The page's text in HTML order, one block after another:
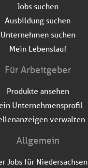
Jobs suchen
Ausbildung suchen
Unternehmen suchen
Mein Lebenslauf
Für Arbeitgeber
Produkte ansehen
Unternehmensprofil
verwalten
Allgemein
Jobs für Niedersachsen